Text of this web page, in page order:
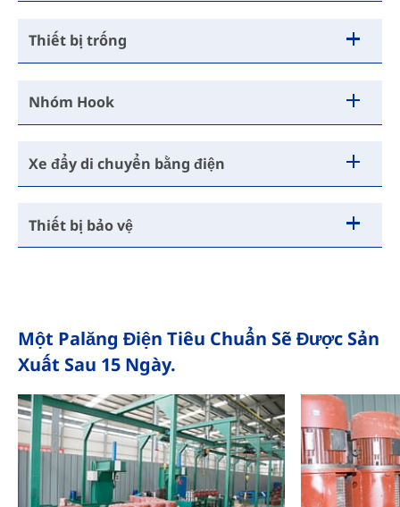
Thiết bị trống
Nhóm Hook
Xe đẩy di chuyển bằng điện
Thiết bị bảo vệ
Một Palăng Điện Tiêu Chuẩn Sẽ Được Sản
Xuất Sau 15 Ngày.